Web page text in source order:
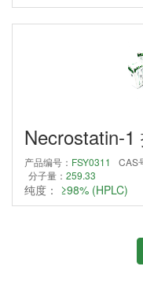
Necrostatin-1
产品编号： FSY0311 CAS
分子量： 259.33
纯度： ≥98% (HPLC)